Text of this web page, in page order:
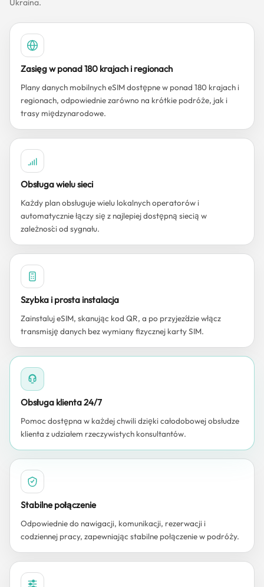
Ukraina.
Zasięg w ponad 180 krajach i regionach
Plany danych mobilnych eSIM dostępne w ponad 180 krajach i
regionach, odpowiednie zarówno na krótkie podróże, jak i
trasy międzynarodowe.
Obsługa wielu sieci
Każdy plan obsługuje wielu lokalnych operatorów i
automatycznie łączy się z najlepiej dostępną siecią w
zależności od sygnału.
Szybka i prosta instalacja
Zainstaluj eSIM, skanując kod QR, a po przyjeździe włącz
transmisję danych bez wymiany fizycznej karty SIM.
Obsługa klienta 24/7
Pomoc dostępna w każdej chwili dzięki całodobowej obsłudze
klienta z udziałem rzeczywistych konsultantów.
Stabilne połączenie
Odpowiednie do nawigacji, komunikacji, rezerwacji i
codziennej pracy, zapewniając stabilne połączenie w podróży.